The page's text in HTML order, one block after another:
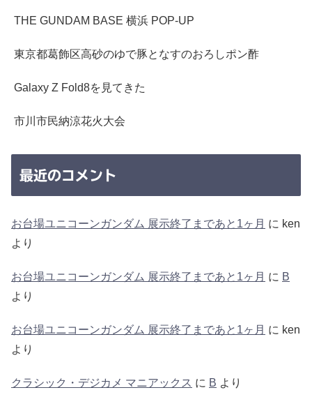
THE GUNDAM BASE 横浜 POP-UP
東京都葛飾区高砂のゆで豚となすのおろしポン酢
Galaxy Z Fold8を見てきた
市川市民納涼花火大会
最近のコメント
お台場ユニコーンガンダム 展示終了まであと1ヶ月 に ken
より
お台場ユニコーンガンダム 展示終了まであと1ヶ月 に B
より
お台場ユニコーンガンダム 展示終了まであと1ヶ月 に ken
より
クラシック・デジカメ マニアックス に B より